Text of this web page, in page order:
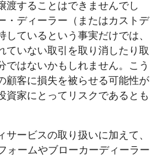
渡することはできませんでし
・ディーラー（またはカストデ
しているという事実だけでは、
ていない取引を取り消したり取
ではないかもしれません。こう
顧客に損失を被らせる可能性が
資家にとってリスクであるとも
サービスの取り扱いに加えて、
ォームやブローカーディーラー